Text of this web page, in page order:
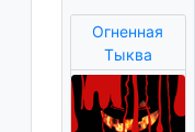
Огненная
Тыква